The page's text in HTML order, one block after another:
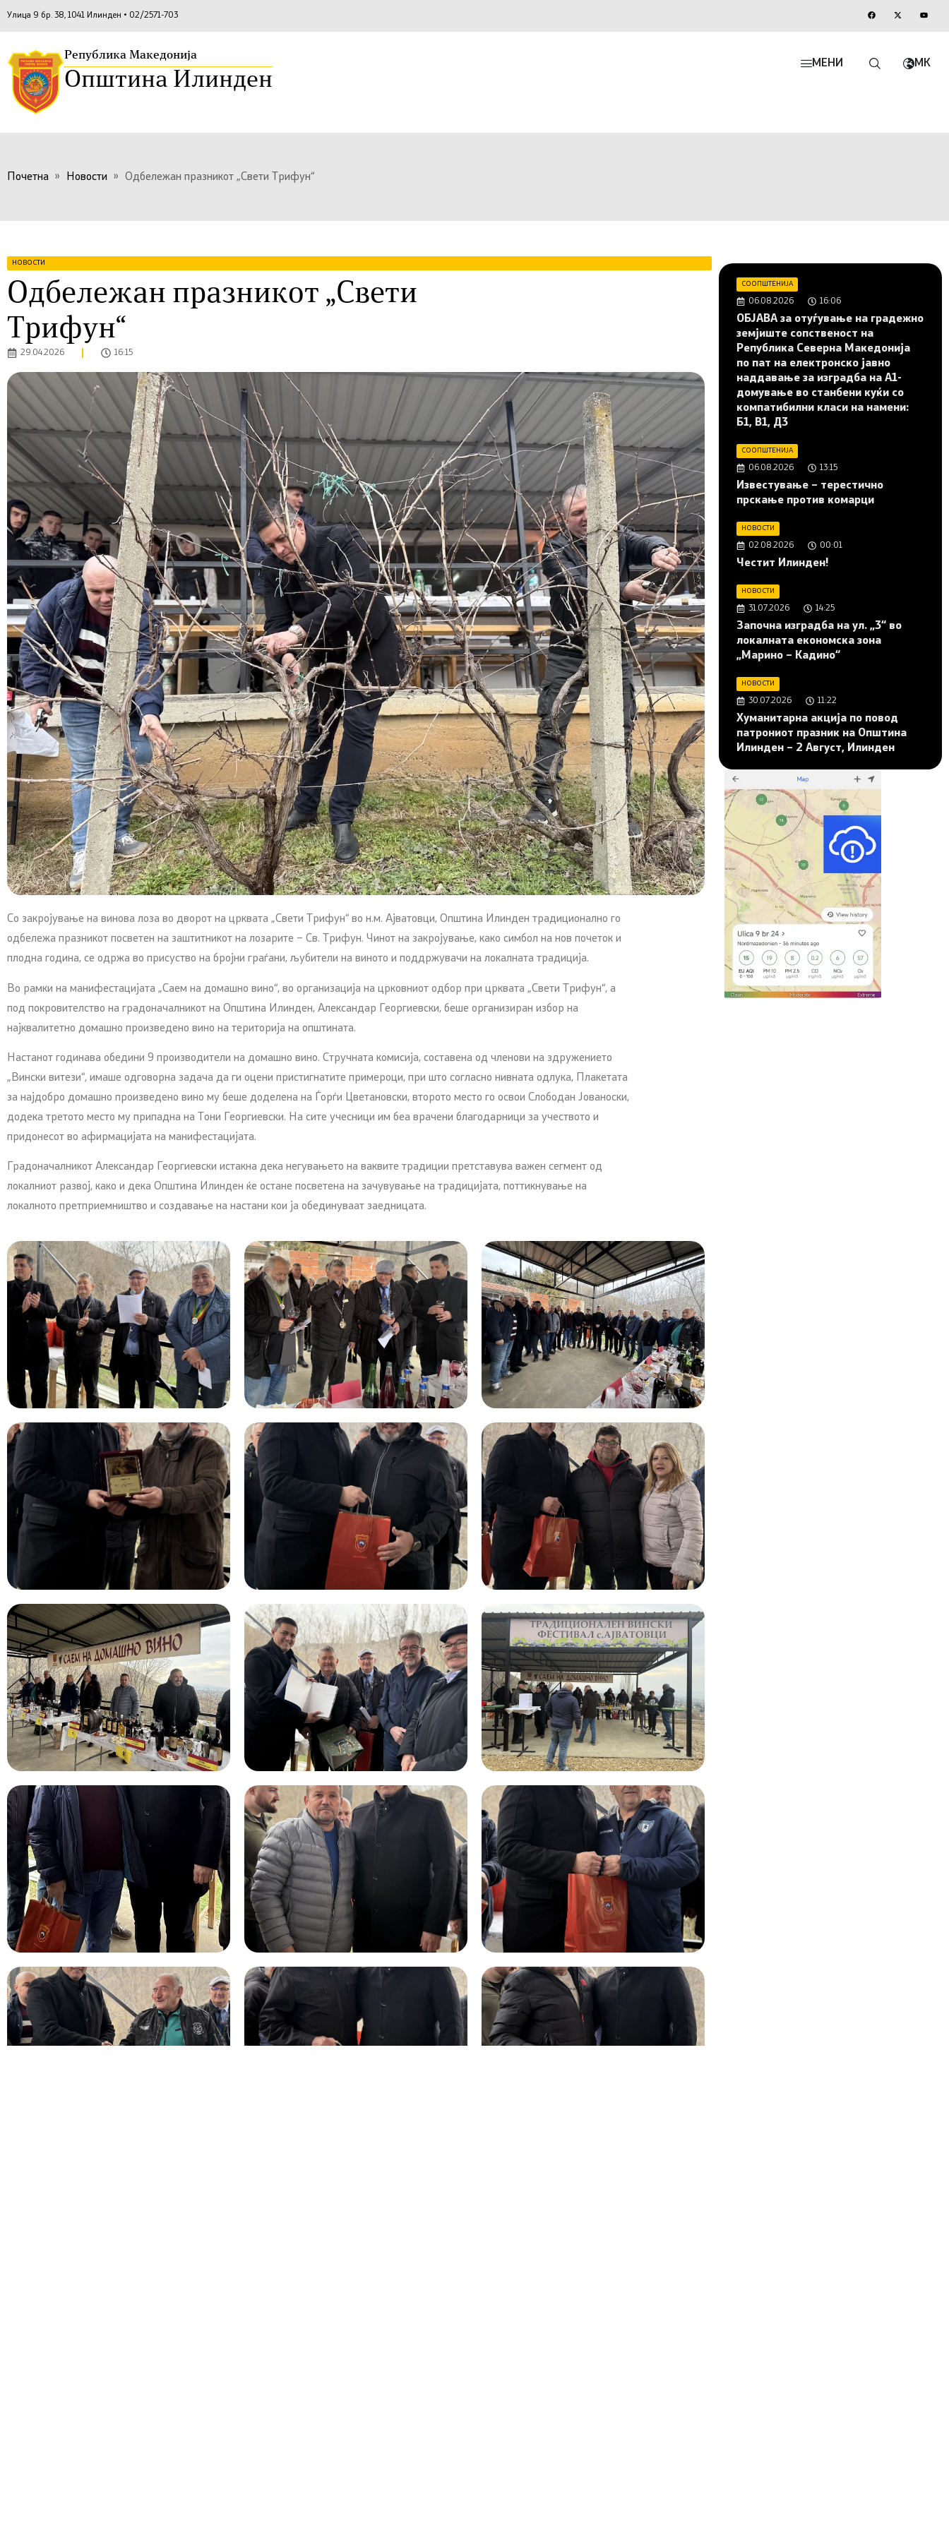
Улица 9 бр. 38, 1041 Илинден • 02/2571-703
Република Македонија
Општина Илинден
МЕНИ MK
Почетна » Новости » Одбележан празникот „Свети Трифун“
НОВОСТИ
Одбележан празникот „Свети
Трифун“
29.04.2026 16:15
Со закројување на винова лоза во дворот на црквата „Свети Трифун“ во н.м. Ајватовци, Општина Илинден традиционално го
одбележа празникот посветен на заштитникот на лозарите – Св. Трифун. Чинот на закројување, како симбол на нов почеток и
плодна година, се одржа во присуство на бројни граѓани, љубители на виното и поддржувачи на локалната традиција.
Во рамки на манифестацијата „Саем на домашно вино“, во организација на црковниот одбор при црквата „Свети Трифун“, а
под покровителство на градоначалникот на Општина Илинден, Александар Георгиевски, беше организиран избор на
најквалитетно домашно произведено вино на територија на општината.
Настанот годинава обедини 9 производители на домашно вино. Стручната комисија, составена од членови на здружението
„Вински витези“, имаше одговорна задача да ги оцени пристигнатите примероци, при што согласно нивната одлука, Плакетата
за најдобро домашно произведено вино му беше доделена на Ѓорѓи Цветановски, второто место го освои Слободан Јованоски,
додека третото место му припадна на Тони Георгиевски. На сите учесници им беа врачени благодарници за учеството и
придонесот во афирмацијата на манифестацијата.
Градоначалникот Александар Георгиевски истакна дека негувањето на ваквите традиции претставува важен сегмент од
локалниот развој, како и дека Општина Илинден ќе остане посветена на зачувување на традицијата, поттикнување на
локалното претприемништво и создавање на настани кои ја обединуваат заедницата.
СООПШТЕНИЈА
06.08.2026 16:06
ОБЈАВА за отуѓување на градежно
земјиште сопственост на
Република Северна Македонија
по пат на електронско јавно
наддавање за изградба на A1-
домување во станбени куќи со
компатибилни класи на намени:
Б1, В1, Д3
СООПШТЕНИЈА
06.08.2026 13:15
Известување – терестично
прскање против комарци
НОВОСТИ
02.08.2026 00:01
Честит Илинден!
НОВОСТИ
31.07.2026 14:25
Започна изградба на ул. „3“ во
локалната економска зона
„Марино – Кадино“
НОВОСТИ
30.07.2026 11:22
Хуманитарна акција по повод
патрониот празник на Општина
Илинден – 2 Август, Илинден